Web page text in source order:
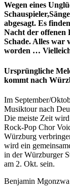
Wegen eines
abgesagt. Es
Nacht der offenen
Schade. Alles war
worden …
Ursprüngliche
kommt nach
Im September/
Musiktour nach
Die meiste Zeit
Rock-Pop Chor
Würzburg
wird ein
in der Würzburger
am 2. Okt. sein.
Benjamin Mgonzwa